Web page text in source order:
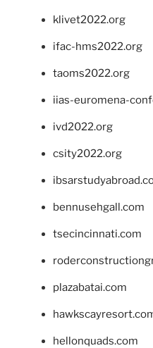
klivet2022.org
ifac-hms2022.org
taoms2022.org
iias-euromena-
ivd2022.org
csity2022.org
bennusehgall.com
tsecincinnati.com
plazabatai.com
hellonquads.com